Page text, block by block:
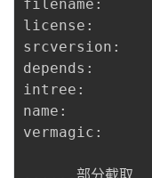
filename:
license:
srcversion:
intree:
name: